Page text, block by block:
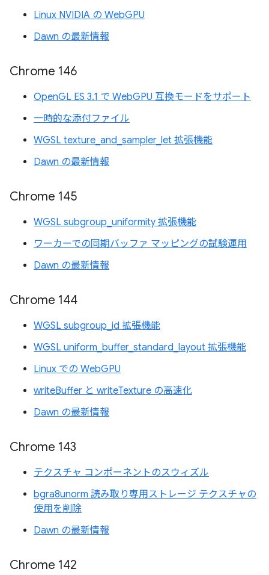
Linux NVIDIA の WebGPU
Dawn の最新情報
Chrome 146
OpenGL ES 3.1 で WebGPU 互換モードをサポート
一時的な添付ファイル
WGSL texture_and_sampler_let 拡張機能
Dawn の最新情報
Chrome 145
WGSL subgroup_uniformity 拡張機能
ワーカーでの同期バッファ マッピングの試験運用
Dawn の最新情報
Chrome 144
WGSL subgroup_id 拡張機能
WGSL uniform_buffer_standard_layout 拡張機能
Linux での WebGPU
writeBuffer と writeTexture の高速化
Dawn の最新情報
Chrome 143
テクスチャ コンポーネントのスウィズル
bgra8unorm 読み取り専用ストレージ テクスチャの
使用を削除
Dawn の最新情報
Chrome 142